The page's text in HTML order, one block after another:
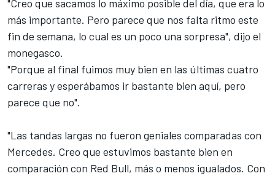
"Creo que sacamos lo máximo posible del día, que era lo
más importante. Pero parece que nos falta ritmo este
fin de semana, lo cual es un poco una sorpresa", dijo el
monegasco.
"Porque al final fuimos muy bien en las últimas cuatro
carreras y esperábamos ir bastante bien aquí, pero
parece que no".
"Las tandas largas no fueron geniales comparadas con
Mercedes. Creo que estuvimos bastante bien en
comparación con Red Bull, más o menos igualados. Con